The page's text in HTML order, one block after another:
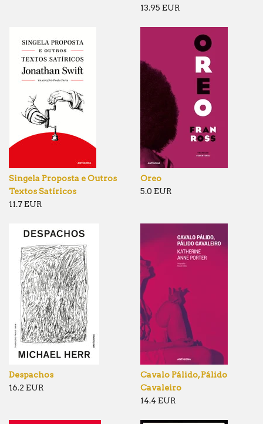
13.95 EUR
Singela Proposta e Outros
Textos Satíricos
11.7 EUR
Oreo
5.0 EUR
Despachos
16.2 EUR
Cavalo Pálido, Pálido
Cavaleiro
14.4 EUR